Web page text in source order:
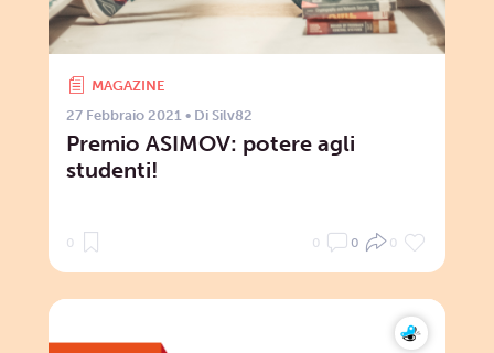
MAGAZINE
27 Febbraio 2021 • Di Silv82
Premio ASIMOV: potere agli
studenti!
0 0 0 0